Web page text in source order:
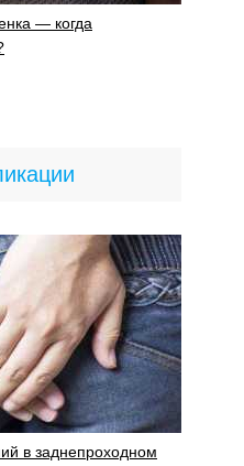
— когда
в заднепроходном